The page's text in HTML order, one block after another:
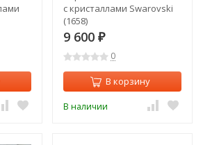
с кристаллами Swarovski
(1658)
9 600 ₽
0
В корзину
В наличии